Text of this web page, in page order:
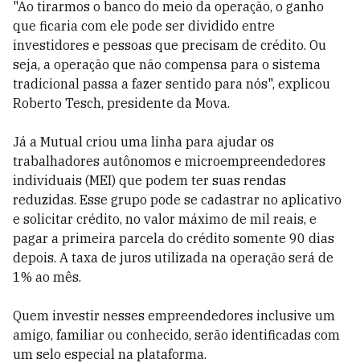
"Ao tirarmos o banco do meio da operação, o ganho
que ficaria com ele pode ser dividido entre
investidores e pessoas que precisam de crédito. Ou
seja, a operação que não compensa para o sistema
tradicional passa a fazer sentido para nós", explicou
Roberto Tesch, presidente da Mova.
Já a Mutual criou uma linha para ajudar os
trabalhadores autônomos e microempreendedores
individuais (MEI) que podem ter suas rendas
reduzidas. Esse grupo pode se cadastrar no aplicativo
e solicitar crédito, no valor máximo de mil reais, e
pagar a primeira parcela do crédito somente 90 dias
depois. A taxa de juros utilizada na operação será de
1% ao mês.
Quem investir nesses empreendedores inclusive um
amigo, familiar ou conhecido, serão identificadas com
um selo especial na plataforma.